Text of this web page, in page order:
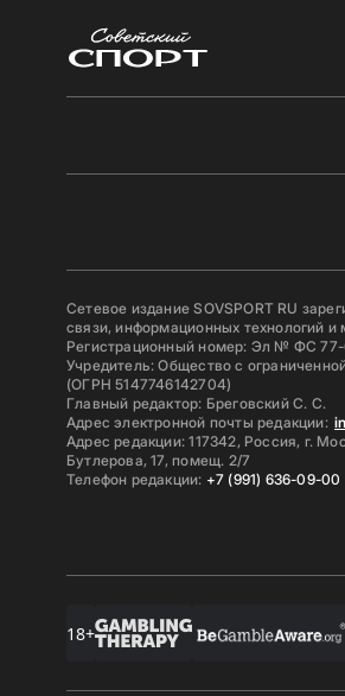
Сетевое издание SOVSPORT RU
связи, информационных технологий
Регистрационный номер: Эл № ФС 77-
Учредитель: Общество с
(ОГРН 5147746142704)
Главный редактор: Бреговский С. С.
Адрес электронной почты редакции:
Адрес редакции: 117342, Россия, г.
Бутлерова, 17, помещ. 2/7
Телефон редакции: +7 (991) 636-09-00
18+